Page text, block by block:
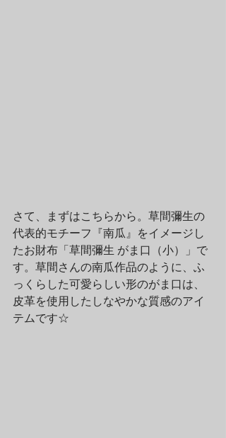
さて、まずはこちらから。草間彌生の
代表的モチーフ『南瓜』をイメージし
たお財布「草間彌生 がま口（小）」で
す。草間さんの南瓜作品のように、ふ
っくらした可愛らしい形のがま口は、
皮革を使用したしなやかな質感のアイ
テムです☆